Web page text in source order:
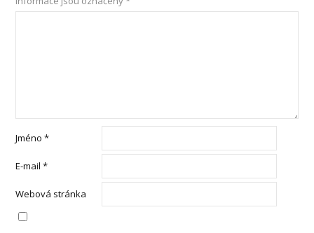
Jméno*
E-mail*
Webová stránka